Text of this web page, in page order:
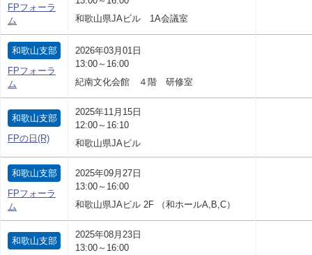
FPフォーラ
ム
和歌山県JAビル 1A会議室
和歌山支部
FPフォーラ
ム
2026年03月01日
13:00～16:00
紀南文化会館 ４階 研修室
和歌山支部
FPの日(R)
2025年11月15日
12:00～16:10
和歌山県JAビル
和歌山支部
FPフォーラ
ム
2025年09月27日
13:00～16:00
和歌山県JAビル 2F （和ホールA,B,C）
和歌山支部
2025年08月23日
13:00～16:00